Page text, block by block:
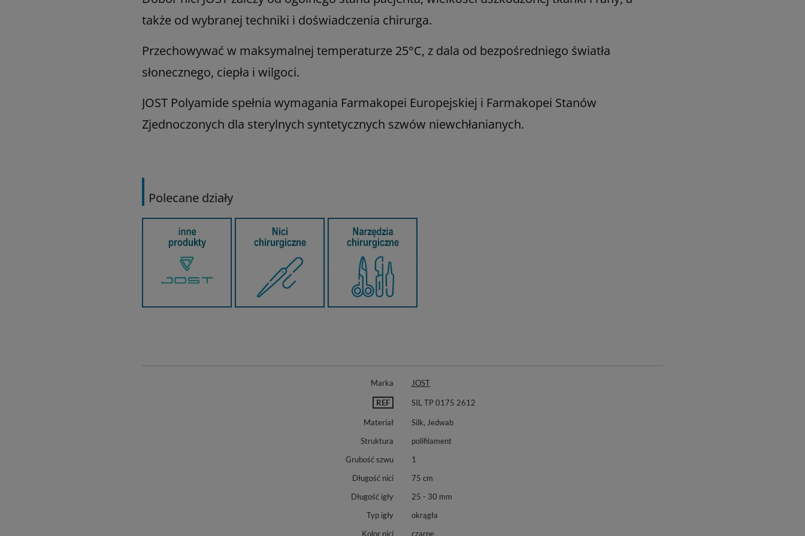
także od wybranej techniki i doświadczenia chirurga.
Przechowywać w maksymalnej temperaturze 25°C, z dala od bezpośredniego światła
słonecznego, ciepła i wilgoci.
JOST Polyamide spełnia wymagania Farmakopei Europejskiej i Farmakopei Stanów
Zjednoczonych dla sterylnych syntetycznych szwów niewchłanianych.
Polecane działy
Marka JOST
REF SIL TP 0175 2612
Materiał
Silk, Jedwab
Struktura
polifilament
Grubość szwu
1
Długość nici
75 cm
Długość igły
25 - 30 mm
Typ igły
okrągła
Kolor nici
czarne